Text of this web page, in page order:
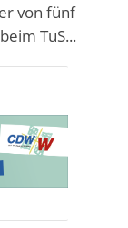
von fünf
TuS...